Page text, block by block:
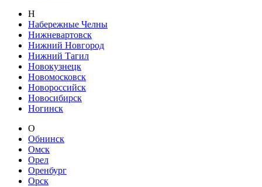
Н
Набережные Челны
Нижневартовск
Нижний Новгород
Нижний Тагил
Новокузнецк
Новомосковск
Новороссийск
Новосибирск
Ногинск
О
Обнинск
Омск
Орел
Оренбург
Орск